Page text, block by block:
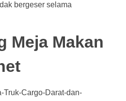
bergeser selama
Meja Makan